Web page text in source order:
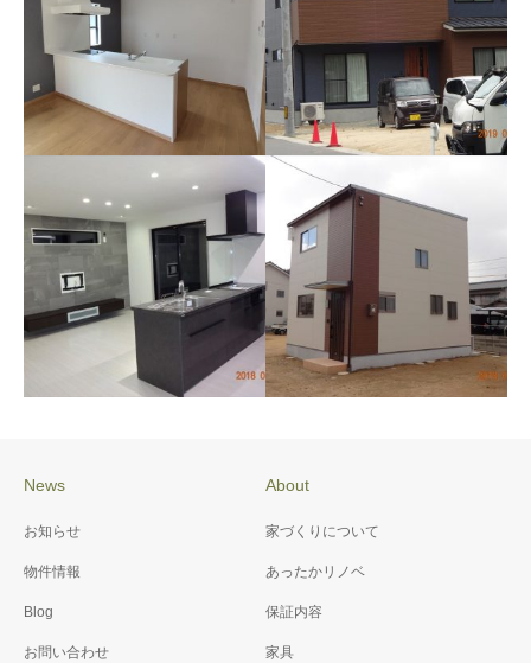
施工例085 迫川団地1号地
施工例083 T様邸 新築工
事
News
お知らせ
物件情報
Blog
お問い合わせ
About
家づくりについて
あったかリノベ
保証内容
家具